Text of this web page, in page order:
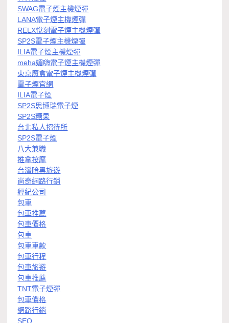
SWAG電子煙主機煙彈
LANA電子煙主機煙彈
RELX悅刻電子煙主機煙彈
SP2S電子煙主機煙彈
ILIA電子煙主機煙彈
meha媚嗨電子煙主機煙彈
東京魔盒電子煙主機煙彈
電子煙官網
ILIA電子煙
SP2S思博瑞電子煙
SP2S糖果
台北私人招待所
SP2S電子煙
八大兼職
推拿按摩
台灣暗黑旅遊
尚奇網路行銷
經紀公司
包車
包車推薦
包車價格
包車
包車車款
包車行程
包車旅遊
包車推薦
TNT電子煙彈
包車價格
網路行銷
SEO